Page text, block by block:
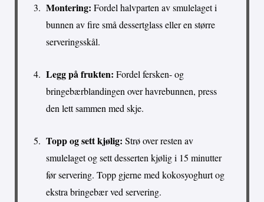
Montering: Fordel halvparten av smulelaget i
bunnen av fire små dessertglass eller en større
serveringsskål.
Legg på frukten: Fordel fersken- og
bringebærblandingen over havrebunnen, press
den lett sammen med skje.
Topp og sett kjølig: Strø over resten av
smulelaget og sett desserten kjølig i 15 minutter
før servering. Topp gjerne med kokosyoghurt og
ekstra bringebær ved servering.